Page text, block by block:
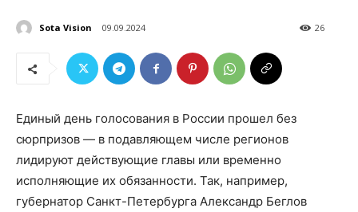
Sota Vision 09.09.2024 26
Единый день голосования в России прошел без
сюрпризов — в подавляющем числе регионов
лидируют действующие главы или временно
исполняющие их обязанности. Так, например,
губернатор Санкт-Петербурга Александр Беглов